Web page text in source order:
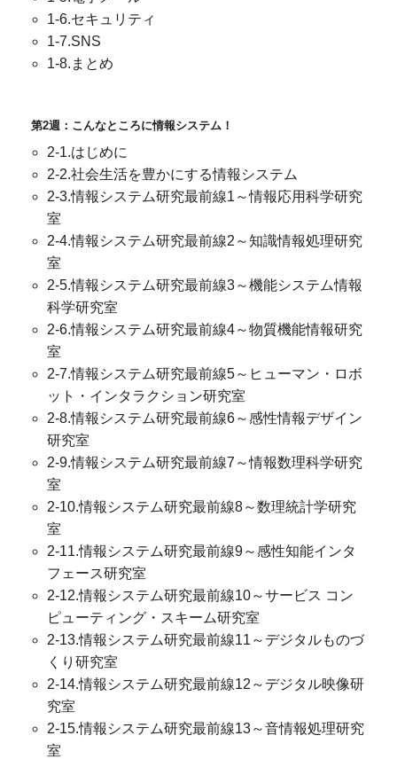
1-6.セキュリティ
1-7.SNS
1-8.まとめ
第2週：こんなところに情報システム！
2-1.はじめに
2-2.社会生活を豊かにする情報システム
2-3.情報システム研究最前線1～情報応用科学研究
室
2-4.情報システム研究最前線2～知識情報処理研究
室
2-5.情報システム研究最前線3～機能システム情報
科学研究室
2-6.情報システム研究最前線4～物質機能情報研究
室
2-7.情報システム研究最前線5～ヒューマン・ロボ
ット・インタラクション研究室
2-8.情報システム研究最前線6～感性情報デザイン
研究室
2-9.情報システム研究最前線7～情報数理科学研究
室
2-10.情報システム研究最前線8～数理統計学研究
室
2-11.情報システム研究最前線9～感性知能インタ
フェース研究室
2-12.情報システム研究最前線10～サービス コン
ピューティング・スキーム研究室
2-13.情報システム研究最前線11～デジタルものづ
くり研究室
2-14.情報システム研究最前線12～デジタル映像研
究室
2-15.情報システム研究最前線13～音情報処理研究
室